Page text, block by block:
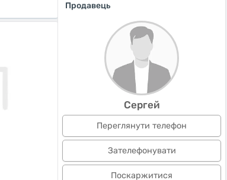
Продавець
Сергей
Переглянути телефон
Зателефонувати
Поскаржитися